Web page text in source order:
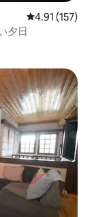
レビュー157
4.91 (157)
夕日